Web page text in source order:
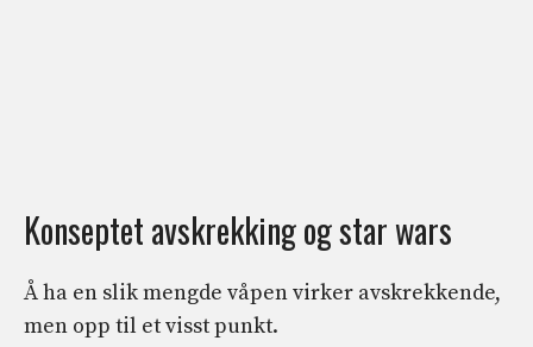
Konseptet avskrekking og star wars
Å ha en slik mengde våpen virker avskrekkende,
men opp til et visst punkt.